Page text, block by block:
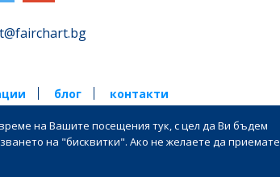
блог контакти
за поверителност на лични данни |
права запазени.
на Вашите посещения тук, с цел да Ви бъдем
на "бисквитки". Ако не желаете да приемате